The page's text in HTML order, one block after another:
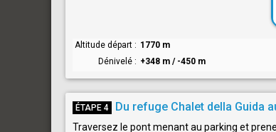
Altitude départ 1770 m
Dénivelé
+348 m / -450 m
ÉTAPE 4 Du refuge Chalet della Guida
Traversez le pont menant au parking et